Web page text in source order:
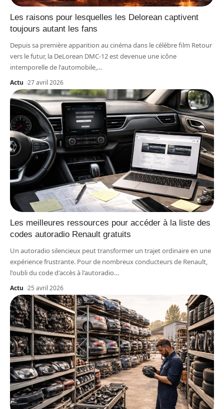
Les raisons pour lesquelles les Delorean captivent
toujours autant les fans
Depuis sa première apparition au cinéma dans le célèbre film Retour
vers le futur, la DeLorean DMC-12 est devenue une icône
intemporelle de l'automobile,…
Actu 27 avril 2026
Les meilleures ressources pour accéder à la liste des
codes autoradio Renault gratuits
Un autoradio silencieux peut transformer un trajet ordinaire en une
expérience frustrante. Pour de nombreux conducteurs de Renault,
l'oubli du code d'accès à l'autoradio…
Actu 25 avril 2026